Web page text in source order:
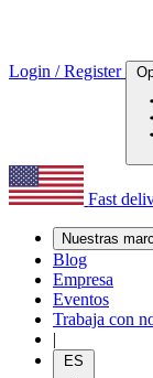
Login / Register
Fast
Nuestras
Blog
Empresa
Eventos
Trabaja con
|
ES